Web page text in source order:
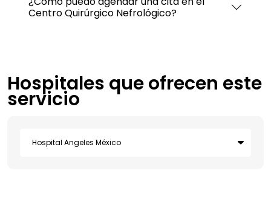
Centro Quirúrgico Nefrológico?
Hospitales que ofrecen este
servicio